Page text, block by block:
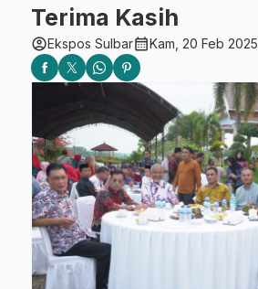
Terima Kasih
account_circleEkspos Sulbarcalendar_monthKam, 20 Feb 2025